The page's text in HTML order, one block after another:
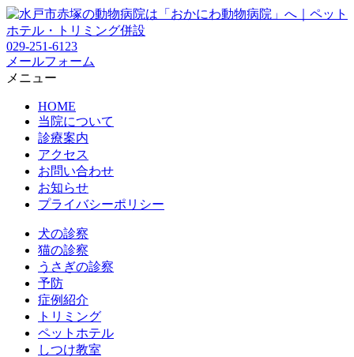
029-251-6123
メールフォーム
メニュー
HOME
当院について
診療案内
アクセス
お問い合わせ
お知らせ
プライバシーポリシー
犬の診察
猫の診察
うさぎの診察
予防
症例紹介
トリミング
ペットホテル
しつけ教室